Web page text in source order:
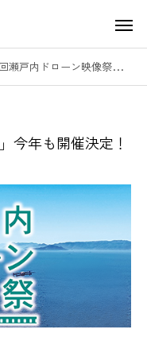
戸内ドローン映像祭」今年も開催決定！
今年も開催決定！